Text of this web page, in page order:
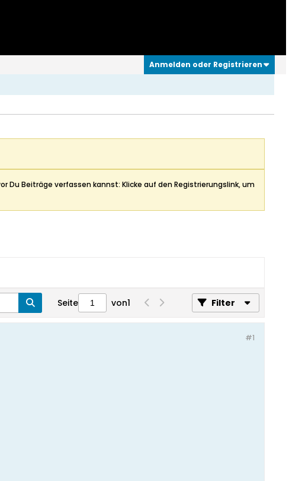
Anmelden oder Registrieren
Du Beiträge verfassen kannst: Klicke auf den Registrierungslink, um
Seite von1 Filter
#1